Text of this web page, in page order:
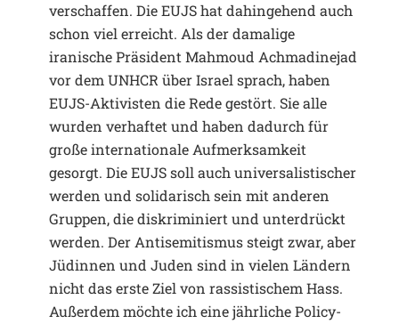
verschaffen. Die EUJS hat dahingehend auch
schon viel erreicht. Als der damalige
iranische Präsident Mahmoud Achmadinejad
vor dem UNHCR über Israel sprach, haben
EUJS-Aktivisten die Rede gestört. Sie alle
wurden verhaftet und haben dadurch für
große internationale Aufmerksamkeit
gesorgt. Die EUJS soll auch universalistischer
werden und solidarisch sein mit anderen
Gruppen, die diskriminiert und unterdrückt
werden. Der Antisemitismus steigt zwar, aber
Jüdinnen und Juden sind in vielen Ländern
nicht das erste Ziel von rassistischem Hass.
Außerdem möchte ich eine jährliche Policy-